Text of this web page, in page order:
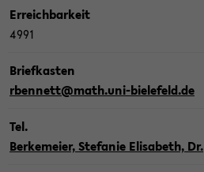
Er­reich­bar­keit
4991
Brief­kas­ten
rben­nett@math.uni-​bielefeld.de
Tel.
Ber­ke­mei­er, Ste­fa­nie Eli­sa­beth, Dr.